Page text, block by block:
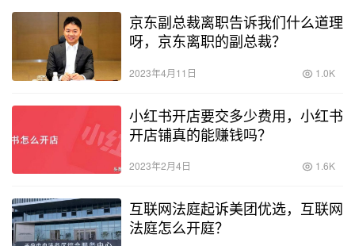
京东副总裁离职告诉我们什么道理
呀，京东离职的副总裁？
2023年4月11日 1.0K
小红书开店要交多少费用，小红书
开店铺真的能赚钱吗？
2023年2月4日 1.6K
互联网法庭起诉美团优选，互联网
法庭怎么开庭？